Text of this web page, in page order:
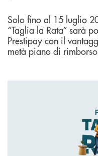
Solo fino al 15 luglio
“Taglia la Rata” sarà
Prestipay con il
metà piano di